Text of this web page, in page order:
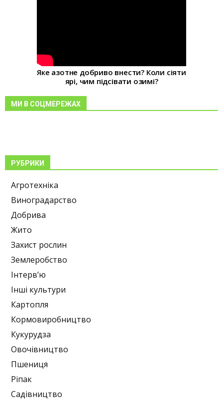
Яке азотне добриво внести? Коли сіяти
ярі, чим підсівати озимі?
МИ В СОЦМЕРЕЖАХ
РУБРИКИ
Агротехніка
Виноградарство
Добрива
Жито
Захист рослин
Землеробство
Інтерв’ю
Інші культури
Картопля
Кормовиробництво
Кукурудза
Овочівництво
Пшениця
Ріпак
Садівництво